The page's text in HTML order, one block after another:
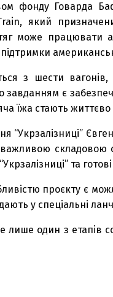
фонду Говарда
який
може працювати
підтримки
з шести
завданням є
їжа стають
“Укрзалізниці”
складовою
та
проєкту є
у спеціальні
лише один з етапів